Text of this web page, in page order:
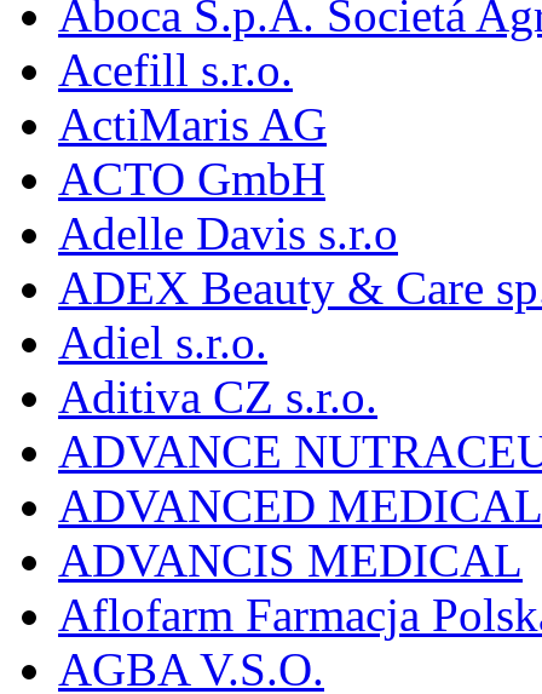
Aboca S.p.A. Societá
Acefill s.r.o.
ActiMaris AG
ACTO GmbH
Adelle Davis s.r.o
ADEX Beauty & Care
Adiel s.r.o.
Aditiva CZ s.r.o.
ADVANCE
ADVANCED
ADVANCIS MEDICAL
Aflofarm Farmacja
AGBA V.S.O.